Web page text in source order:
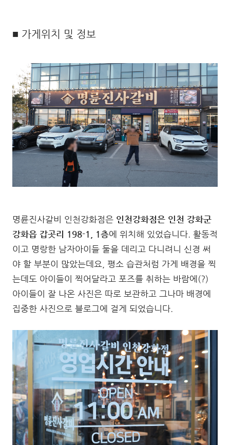
■ 가게위치 및 정보
명륜진사갈비 인천강화점은 인천강화점은 인천 강화군
강화읍 갑곳리 198-1, 1층에 위치해 있었습니다. 활동적
이고 명랑한 남자아이들 둘을 데리고 다니려니 신경 써
야 할 부분이 많았는데요, 평소 습관처럼 가게 배경을 찍
는데도 아이들이 찍어달라고 포즈를 취하는 바람에(?)
아이들이 잘 나온 사진은 따로 보관하고 그나마 배경에
집중한 사진으로 블로그에 걸게 되었습니다.